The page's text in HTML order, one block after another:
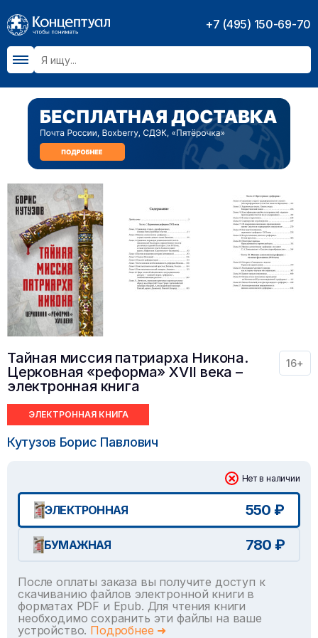
+7 (495) 150-69-70
Тайная миссия патриарха Никона.
Церковная «реформа» XVII века –
электронная книга
ЭЛЕКТРОННАЯ КНИГА
16+
Кутузов Борис Павлович
Нет в наличии
ЭЛЕКТРОННАЯ 550 ₽
БУМАЖНАЯ 780 ₽
После оплаты заказа вы получите доступ к
скачиванию файлов электронной книги в
форматах PDF и Epub. Для чтения книги
необходимо сохранить эти файлы на ваше
устройство. Подробнее ➜